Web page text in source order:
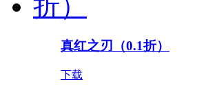
真红之刃（0.1折）
下载